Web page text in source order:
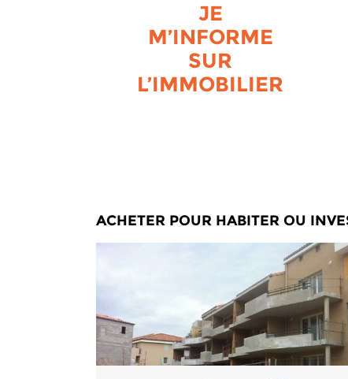
JE
M’INFORME
SUR
L’IMMOBILIER
ACHETER POUR HABITER OU